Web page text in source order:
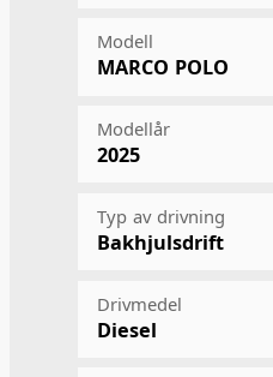
Modell
MARCO POLO
Modellår
2025
Typ av drivning
Bakhjulsdrift
Drivmedel
Diesel